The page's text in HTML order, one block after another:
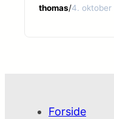
thomas/4. oktober
Forside